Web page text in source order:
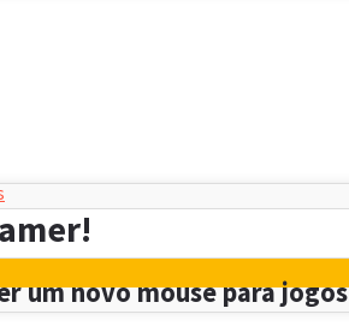
um novo mouse para jogos